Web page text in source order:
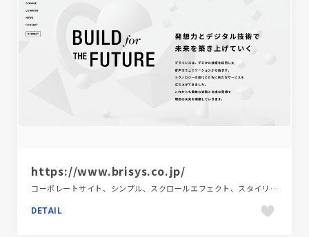
https://www.brisys.co.jp/
コーポレートサイト、シンプル、スクロールエフェクト、スタイリッシュ、ダイナミック、テクノロジー・サイエンス、ホワイト系、大きめ写真
DETAIL